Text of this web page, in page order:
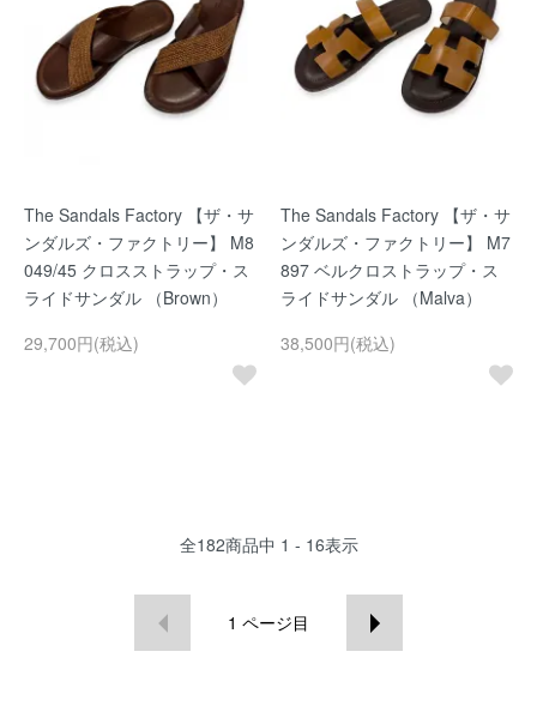
The Sandals Factory 【ザ・サ
ンダルズ・ファクトリー】 M8
049/45 クロスストラップ・ス
ライドサンダル （Brown）
29,700円(税込)
The Sandals Factory 【ザ・サ
ンダルズ・ファクトリー】 M7
897 ベルクロストラップ・ス
ライドサンダル （Malva）
38,500円(税込)
全182商品中 1 - 16表示
1 ページ目